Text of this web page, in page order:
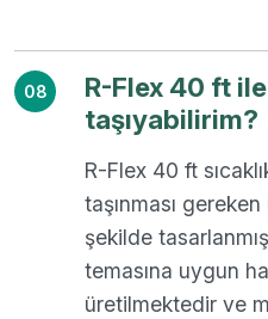
08
R-Flex 40 ft
taşıyabilirim?
R-Flex 40 ft
taşınması
şekilde
temasına uygun
üretilmektedir ve